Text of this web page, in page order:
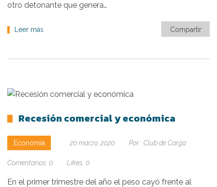
otro detonante que genera…
Leer más Compartir
Recesión comercial y económica
Economía 20 marzo, 2020 Por : Club de Carga
Comentarios: 0 Likes: 0
En el primer trimestre del año el peso cayó frente al